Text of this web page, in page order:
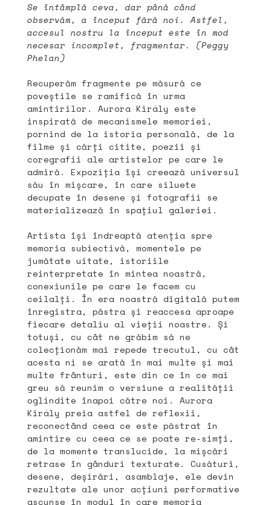
Se întâmplă ceva, dar până când
observăm, a început fără noi. Astfel,
accesul nostru la început este în mod
necesar incomplet, fragmentar. (Peggy
Phelan)
Recuperăm fragmente pe măsură ce
poveștile se ramifică în urma
amintirilor. Aurora Király este
inspirată de mecanismele memoriei,
pornind de la istoria personală, de la
filme și cărți citite, poezii și
coregrafii ale artistelor pe care le
admiră. Expoziția își creează universul
său în mișcare, în care siluete
decupate în desene și fotografii se
materializează în spațiul galeriei.
Artista își îndreaptă atenția spre
memoria subiectivă, momentele pe
jumătate uitate, istoriile
reinterpretate în mintea noastră,
conexiunile pe care le facem cu
ceilalți. În era noastră digitală putem
înregistra, păstra și reaccesa aproape
fiecare detaliu al vieții noastre. Și
totuși, cu cât ne grăbim să ne
colecționăm mai repede trecutul, cu cât
acesta ni se arată în mai multe și mai
multe frânturi, este din ce în ce mai
greu să reunim o versiune a realității
oglindite înapoi către noi. Aurora
Király preia astfel de reflexii,
reconectând ceea ce este păstrat în
amintire cu ceea ce se poate re-simți,
de la momente translucide, la mișcări
retrase în gânduri texturate. Cusături,
desene, deșirări, asamblaje, ele devin
rezultate ale unor acțiuni performative
ascunse în modul în care memoria